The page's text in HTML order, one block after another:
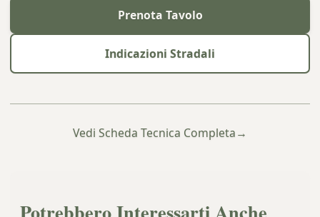
Prenota Tavolo
Indicazioni Stradali
Vedi Scheda Tecnica Completa→